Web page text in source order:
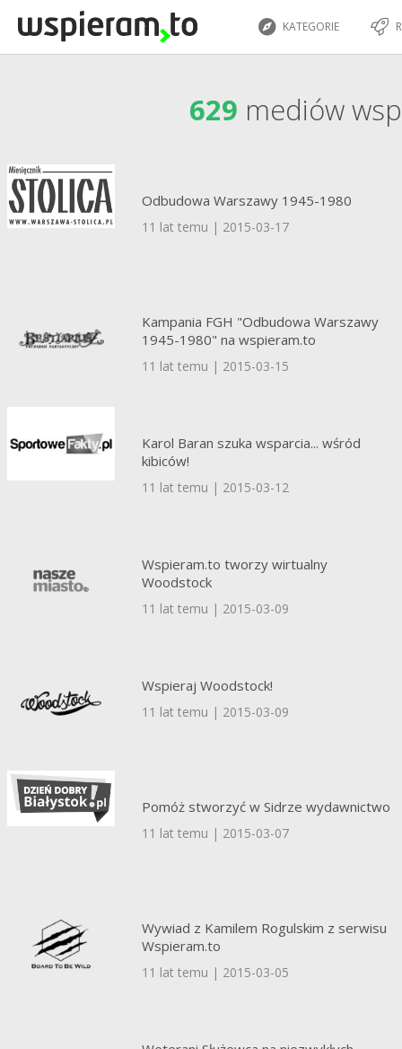
KATEGORIE
629 mediów
Odbudowa Warszawy 1945-1980
11 lat temu | 2015-03-17
Kampania FGH "Odbudowa Warszawy
1945-1980" na wspieram.to
11 lat temu | 2015-03-15
Karol Baran szuka wsparcia... wśród
kibiców!
11 lat temu | 2015-03-12
Wspieram.to tworzy wirtualny
Woodstock
11 lat temu | 2015-03-09
Wspieraj Woodstock!
11 lat temu | 2015-03-09
Pomóż stworzyć w Sidrze wydawnictwo
11 lat temu | 2015-03-07
Wywiad z Kamilem Rogulskim z serwisu
Wspieram.to
11 lat temu | 2015-03-05